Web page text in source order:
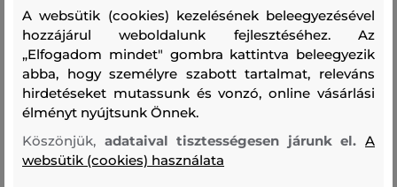
rajongói számára egy nagyon jellegzetes márkát
fedeztünk fel a felkelő nap országában, Japánban. Nincs
kétségünk afelől, hogy Az ELEMENSE projekt hozzánk
hasonlóan Önt is el fogja kápráztatni Az illóolajok,
illatpálcikák vagy kavicsos diffúzorok kínálatával. Nap
A websütik (cookies) kezelésének beleegyezésével
hozzájárul weboldalunk fejlesztéséhez. Az
„Elfogadom mindet" gombra kattintva beleegyezik
abba, hogy személyre szabott tartalmat, releváns
hirdetéseket mutassunk és vonzó, online vásárlási
élményt nyújtsunk Önnek.
Köszönjük, adataival tisztességesen járunk el.A
websütik (cookies) használata